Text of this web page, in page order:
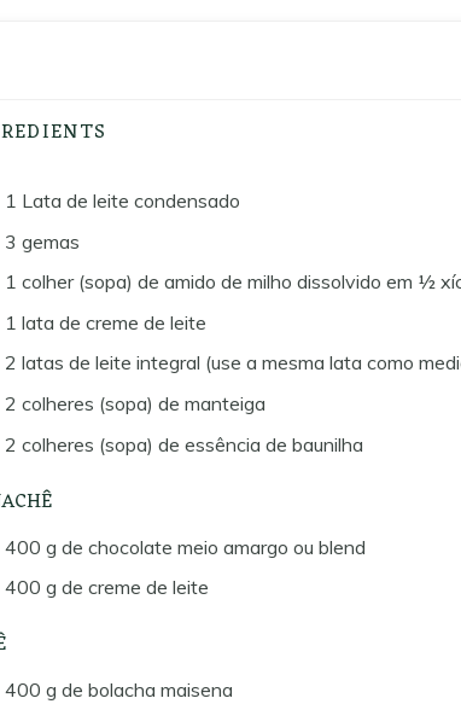
1 Lata de leite condensado
3 gemas
1 colher (sopa) de amido de milho dissolvido em ½
1 lata de creme de leite
2 latas de leite integral (use a mesma lata como
2 colheres (sopa) de manteiga
2 colheres (sopa) de essência de baunilha
400 g de chocolate meio amargo ou blend
400 g de creme de leite
400 g de bolacha maisena